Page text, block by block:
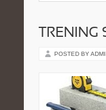
TRENING
POSTED BY